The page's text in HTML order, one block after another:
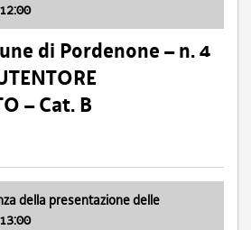
di Pordenone – n. 4
– Cat. B
della presentazione delle